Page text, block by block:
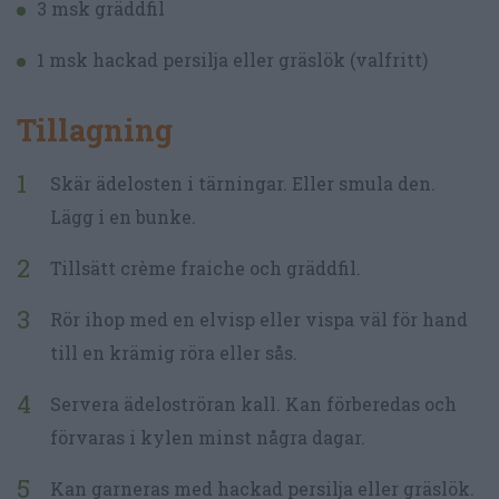
3 msk gräddfil
1 msk hackad persilja eller gräslök (valfritt)
Tillagning
Skär ädelosten i tärningar. Eller smula den.
Lägg i en bunke.
Tillsätt crème fraiche och gräddfil.
Rör ihop med en elvisp eller vispa väl för hand
till en krämig röra eller sås.
Servera ädeloströran kall. Kan förberedas och
förvaras i kylen minst några dagar.
Kan garneras med hackad persilja eller gräslök.